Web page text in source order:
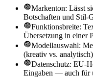
Markenton: Lässt
Botschaften und Stil-
Funktionsbreite:
Übersetzung in einer
Modellauswahl:
(kreativ vs.
Datenschutz: EU-
Eingaben — auch für